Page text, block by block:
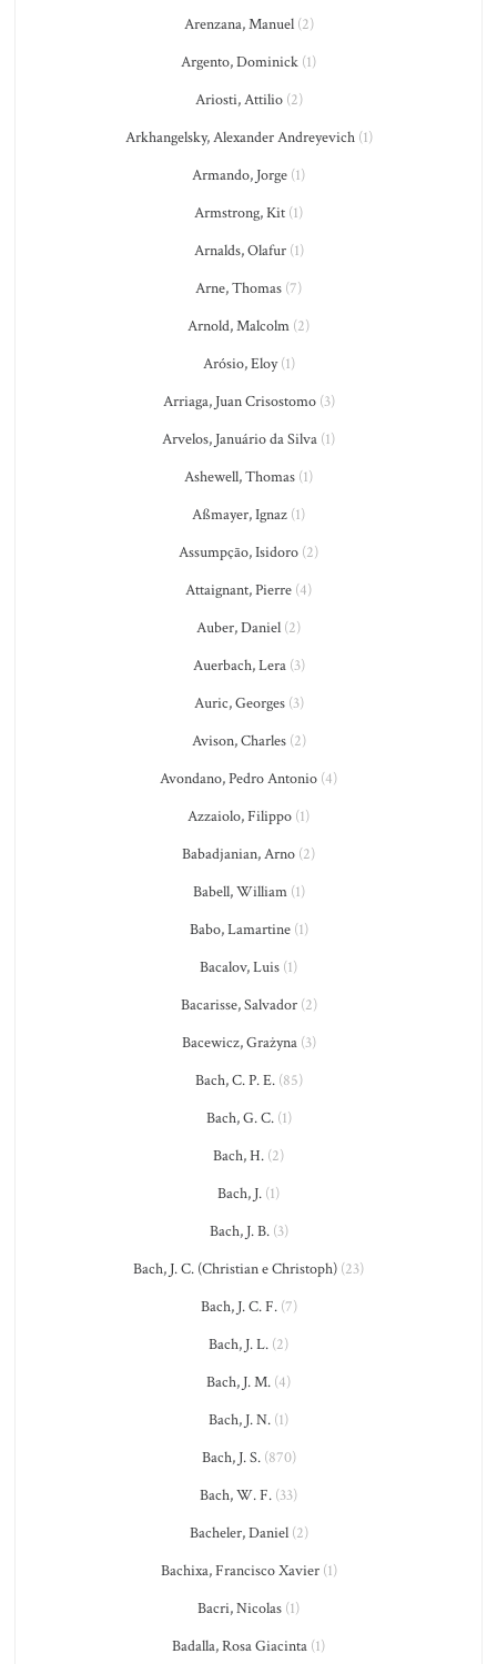
Arenzana, Manuel(2)
Argento, Dominick (1)
Ariosti, Attilio(2)
Arkhangelsky, Alexander Andreyevich(1)
Armando, Jorge (1)
Armstrong, Kit (1)
Arnalds, Olafur(1)
Arne, Thomas (7)
Arnold, Malcolm (2)
Arósio, Eloy(1)
Arriaga, Juan Crisostomo(3)
Arvelos, Januário da Silva (1)
Ashewell, Thomas (1)
Aßmayer, Ignaz (1)
Assumpção, Isidoro (2)
Attaignant, Pierre (4)
Auber, Daniel (2)
Auerbach, Lera(3)
Auric, Georges(3)
Avison, Charles(2)
Avondano, Pedro Antonio (4)
Azzaiolo, Filippo (1)
Babadjanian, Arno (2)
Babell, William(1)
Babo, Lamartine(1)
Bacalov, Luis (1)
Bacarisse, Salvador(2)
Bacewicz, Grażyna(3)
Bach, C. P. E.(85)
Bach, G. C.(1)
Bach, H. (2)
Bach, J. (1)
Bach, J. B.(3)
Bach, J. C. (Christian e Christoph) (23)
Bach, J. C. F.(7)
Bach, J. L. (2)
Bach, J. M. (4)
Bach, J. N. (1)
Bach, J. S.(870)
Bach, W. F. (33)
Bacheler, Daniel(2)
Bachixa, Francisco Xavier(1)
Bacri, Nicolas (1)
Badalla, Rosa Giacinta (1)